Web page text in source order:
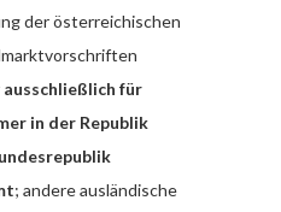
der österreichischen
ausschließlich für
in der Republik
; andere ausländische